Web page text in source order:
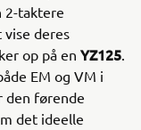
2-taktere
deres
op på en YZ125.
EM og VM i
den førende
det ideelle